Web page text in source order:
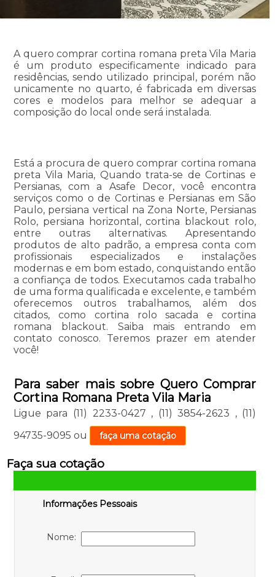
A quero comprar cortina romana preta Vila Maria
é um produto especificamente indicado para
residências, sendo utilizado principal, porém não
unicamente no quarto, é fabricada em diversas
cores e modelos para melhor se adequar a
composição do local onde será instalada.
Está a procura de quero comprar cortina romana
preta Vila Maria, Quando trata-se de Cortinas e
Persianas, com a Asafe Decor, você encontra
serviços como o de Cortinas e Persianas em São
Paulo, persiana vertical na Zona Norte, Persianas
Rolo, persiana horizontal, cortina blackout rolo,
entre outras alternativas. Apresentando
produtos de alto padrão, a empresa conta com
profissionais especializados e instalações
modernas e em bom estado, conquistando então
a confiança de todos. Executamos cada trabalho
de uma forma qualificada e excelente, e também
oferecemos outros trabalhamos, além dos
citados, como cortina rolo sacada e cortina
romana blackout. Saiba mais entrando em
contato conosco. Teremos prazer em atender
você!
Para saber mais sobre Quero Comprar
Cortina Romana Preta Vila Maria
Ligue para (11) 2233-0427 , (11) 3854-2623 , (11)
94735-9095 ou faça uma cotação
Faça sua cotação
Informações Pessoais
Nome: